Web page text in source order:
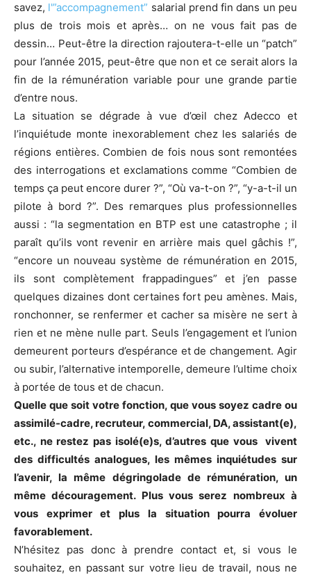
savez, l'”accompagnement” salarial prend fin dans un peu
plus de trois mois et après… on ne vous fait pas de
dessin… Peut-être la direction rajoutera-t-elle un “patch”
pour l’année 2015, peut-être que non et ce serait alors la
fin de la rémunération variable pour une grande partie
d’entre nous.
La situation se dégrade à vue d’œil chez Adecco et
l’inquiétude monte inexorablement chez les salariés de
régions entières. Combien de fois nous sont remontées
des interrogations et exclamations comme “Combien de
temps ça peut encore durer ?”, “Où va-t-on ?”, “y-a-t-il un
pilote à bord ?”. Des remarques plus professionnelles
aussi : “la segmentation en BTP est une catastrophe ; il
paraît qu’ils vont revenir en arrière mais quel gâchis !”,
“encore un nouveau système de rémunération en 2015,
ils sont complètement frappadingues” et j’en passe
quelques dizaines dont certaines fort peu amènes. Mais,
ronchonner, se renfermer et cacher sa misère ne sert à
rien et ne mène nulle part. Seuls l’engagement et l’union
demeurent porteurs d’espérance et de changement. Agir
ou subir, l’alternative intemporelle, demeure l’ultime choix
à portée de tous et de chacun.
Quelle que soit votre fonction, que vous soyez cadre ou
assimilé-cadre, recruteur, commercial, DA, assistant(e),
etc., ne restez pas isolé(e)s, d’autres que vous vivent
des difficultés analogues, les mêmes inquiétudes sur
l’avenir, la même dégringolade de rémunération, un
même découragement. Plus vous serez nombreux à
vous exprimer et plus la situation pourra évoluer
favorablement.
N’hésitez pas donc à prendre contact et, si vous le
souhaitez, en passant sur votre lieu de travail, nous ne